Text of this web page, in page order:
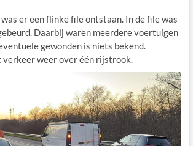
er een flinke file ontstaan. In de file was
Daarbij waren meerdere voertuigen
gewonden is niets bekend.
verkeer weer over één rijstrook.